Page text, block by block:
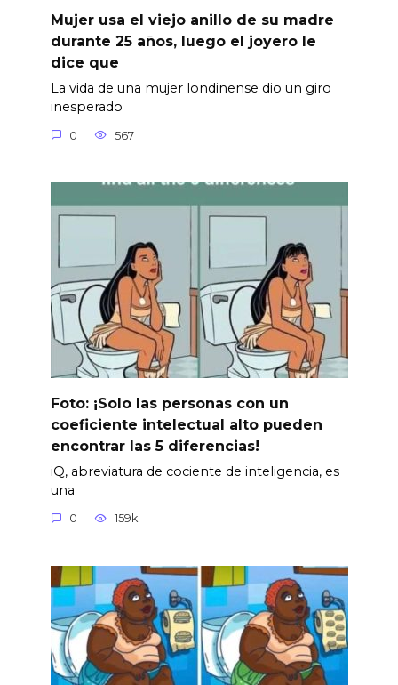
Mujer usa el viejo anillo de su madre
durante 25 años, luego el joyero le
dice que
La vida de una mujer londinense dio un giro
inesperado
0 567
Foto: ¡Solo las personas con un
coeficiente intelectual alto pueden
encontrar las 5 diferencias!
iQ, abreviatura de cociente de inteligencia, es
una
0 159k.